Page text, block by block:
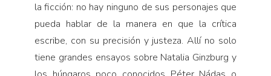
la ficción: no hay ninguno de sus personajes que
pueda hablar de la manera en que la crítica
escribe, con su precisión y justeza. Allí no solo
tiene grandes ensayos sobre Natalia Ginzburg y